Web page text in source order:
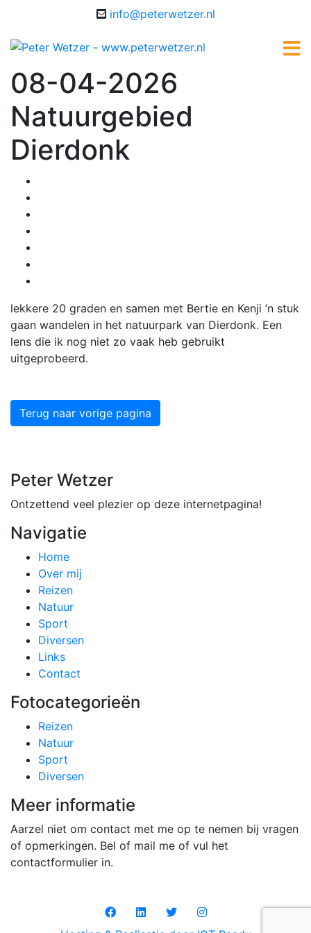
info@peterwetzer.nl
08-04-2026
Natuurgebied
Dierdonk
lekkere 20 graden en samen met Bertie en Kenji ’n stuk
gaan wandelen in het natuurpark van Dierdonk. Een
lens die ik nog niet zo vaak heb gebruikt
uitgeprobeerd.
Terug naar vorige pagina
Peter Wetzer
Ontzettend veel plezier op deze internetpagina!
Navigatie
Home
Over mij
Reizen
Natuur
Sport
Diversen
Links
Contact
Fotocategorieën
Reizen
Natuur
Sport
Diversen
Meer informatie
Aarzel niet om contact met me op te nemen bij vragen
of opmerkingen. Bel of mail me of vul het
contactformulier in.